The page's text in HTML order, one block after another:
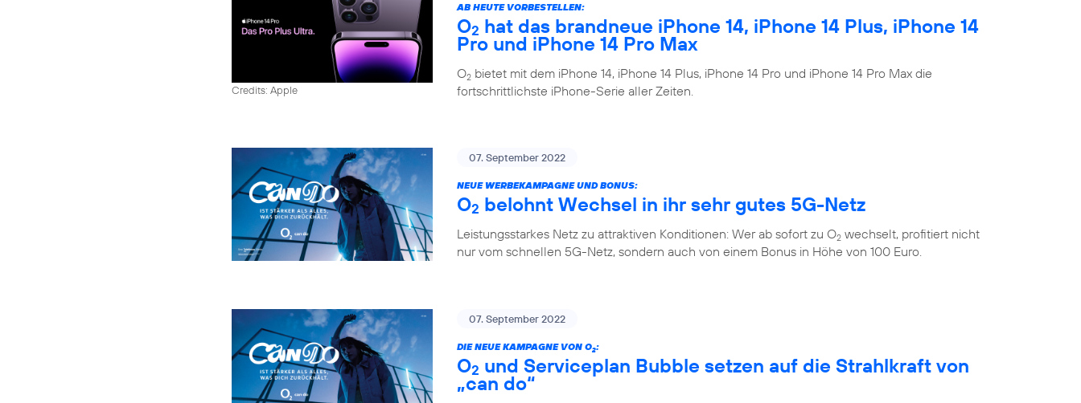
Credits: Apple
AB HEUTE VORBESTELLEN:
O2 hat das brandneue iPhone 14, iPhone 14 Plus, iPhone 14
Pro und iPhone 14 Pro Max
O2 bietet mit dem iPhone 14, iPhone 14 Plus, iPhone 14 Pro und iPhone 14 Pro Max die
fortschrittlichste iPhone-Serie aller Zeiten.
07. September 2022
NEUE WERBEKAMPAGNE UND BONUS:
O2 belohnt Wechsel in ihr sehr gutes 5G-Netz
Leistungsstarkes Netz zu attraktiven Konditionen: Wer ab sofort zu O2 wechselt, profitiert nicht
nur vom schnellen 5G-Netz, sondern auch von einem Bonus in Höhe von 100 Euro.
07. September 2022
DIE NEUE KAMPAGNE VON O2:
O2 und Serviceplan Bubble setzen auf die Strahlkraft von
„can do“